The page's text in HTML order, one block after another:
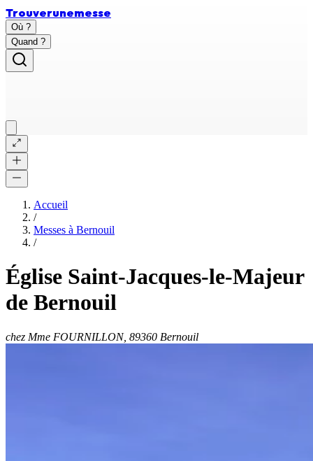
Trouverunemesse
Où ?
Quand ?
Accueil
/
Messes à Bernouil
/
Église Saint-Jacques-le-Majeur
de Bernouil
chez Mme FOURNILLON, 89360 Bernouil